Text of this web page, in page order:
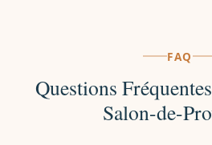
FAQ
Questions
Salon-de-